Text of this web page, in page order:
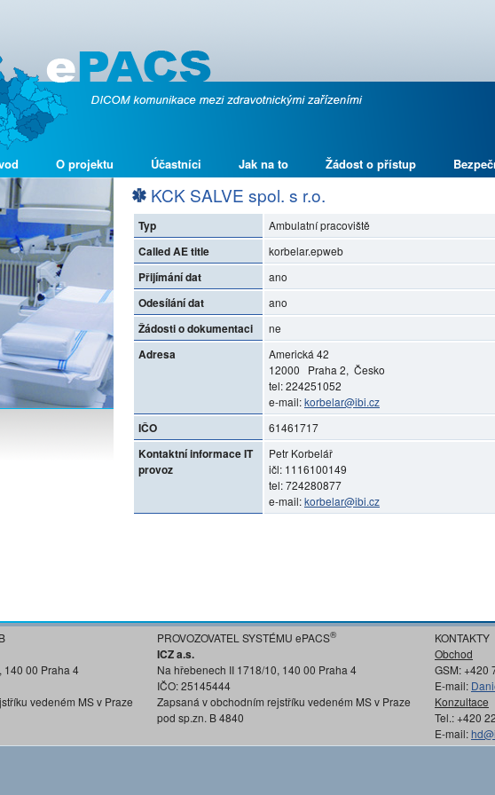
O projektu Účastníci Jak na to Žádost o přístup
KCK SALVE spol. s r.o.
Typ Ambulatní pracoviště
Called AE title korbelar.epweb
Přijímání dat ano
Odesílání dat ano
Žádosti o dokumentaci ne
Adresa
Americká 42
12000 Praha 2, Česko
tel: 224251052
e-mail:korbelar@ibi.cz
IČO 61461717
Kontaktní informace IT
provoz
Petr Korbelář
ičl: 1116100149
tel: 724280877
e-mail:korbelar@ibi.cz
140 00 Praha 4
vedeném MS v Praze
PROVOZOVATEL SYSTÉMU ePACS®
ICZ a.s.
Na hřebenech II 1718/10, 140 00 Praha 4
IČO: 25145444
Zapsaná v obchodním rejstříku vedeném MS v Praze
pod sp.zn. B 4840
KONTAKTY
Obchod
GSM: +420
E-mail:
Konzultace
Tel.: +420
E-mail: